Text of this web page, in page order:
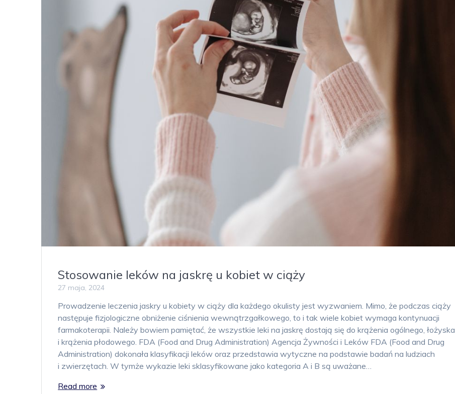
Stosowanie leków na jaskrę u kobiet w ciąży
27 maja, 2024
Prowadzenie leczenia jaskry u kobiety w ciąży dla każdego okulisty jest wyzwaniem. Mimo, że podczas ciąży
następuje fizjologiczne obniżenie ciśnienia wewnątrzgałkowego, to i tak wiele kobiet wymaga kontynuacji
farmakoterapii. Należy bowiem pamiętać, że wszystkie leki na jaskrę dostają się do krążenia ogólnego, łożyska
i krążenia płodowego. FDA (Food and Drug Administration) Agencja Żywności i Leków FDA (Food and Drug
Administration) dokonała klasyfikacji leków oraz przedstawia wytyczne na podstawie badań na ludziach
i zwierzętach. W tymże wykazie leki sklasyfikowane jako kategoria A i B są uważane…
Read more